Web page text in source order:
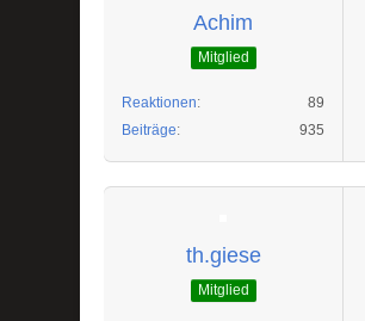
Achim
Mitglied
Reaktionen
89
Beiträge
935
th.giese
Mitglied